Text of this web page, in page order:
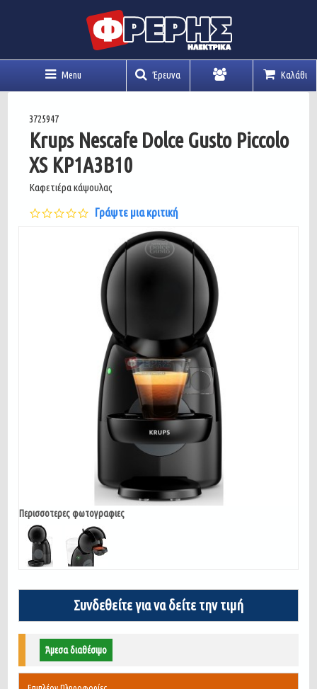
Menu Έρευνα Καλάθι
3725947
Krups Nescafe Dolce Gusto Piccolo
XS KP1A3B10
Καφετιέρα κάψουλας
0.0
star
Γράψτε μια κριτική
Περισσοτερες φωτογραφιες
Συνδεθείτε για να δείτε την τιμή
Άμεσα διαθέσιμο